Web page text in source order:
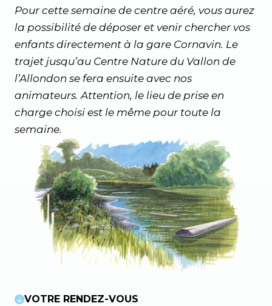
Pour cette semaine de centre aéré, vous aurez
la possibilité de déposer et venir chercher vos
enfants directement à la gare Cornavin. Le
trajet jusqu’au Centre Nature du Vallon de
l’Allondon se fera ensuite avec nos
animateurs. Attention, le lieu de prise en
charge choisi est le même pour toute la
semaine.
VOTRE RENDEZ-VOUS